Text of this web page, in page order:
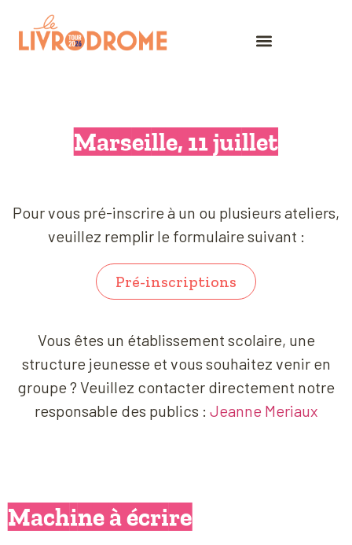
Marseille, 11 juillet
Pour vous pré-inscrire à un ou plusieurs ateliers,
veuillez remplir le formulaire suivant :
Pré-inscriptions
Vous êtes un établissement scolaire, une
structure jeunesse et vous souhaitez venir en
groupe ? Veuillez contacter directement notre
responsable des publics : Jeanne Meriaux
Machine à écrire